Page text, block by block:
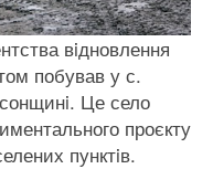
вiдновлення
побував у с.
Це село
проєкту
пунктiв.